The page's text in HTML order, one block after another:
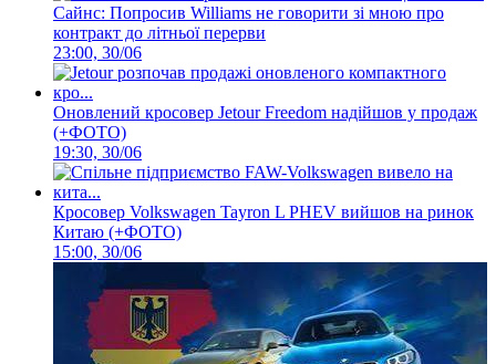
Сайнс: Попросив Williams не говорити зі мною про
контракт до літньої перерви
23:00, 30/06
Оновлений кросовер Jetour Freedom надійшов у продаж
(+ФОТО)
19:30, 30/06
Кросовер Volkswagen Tayron L PHEV вийшов на ринок
Китаю (+ФОТО)
15:00, 30/06